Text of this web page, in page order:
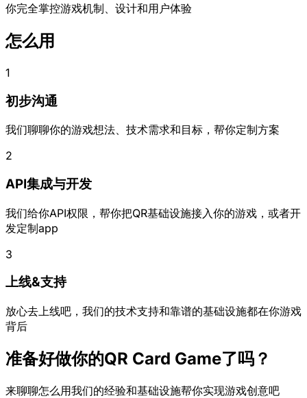
你完全掌控游戏机制、设计和用户体验
怎么用
1
初步沟通
我们聊聊你的游戏想法、技术需求和目标，帮你定制方案
2
API集成与开发
我们给你API权限，帮你把QR基础设施接入你的游戏，或者开
发定制app
3
上线&支持
放心去上线吧，我们的技术支持和靠谱的基础设施都在你游戏
背后
准备好做你的QR Card Game了吗？
来聊聊怎么用我们的经验和基础设施帮你实现游戏创意吧